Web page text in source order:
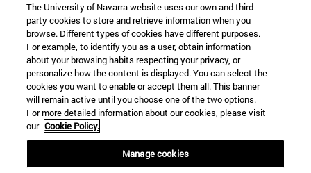
The University of Navarra website uses our own and third-
party cookies to store and retrieve information when you
browse. Different types of cookies have different purposes.
For example, to identify you as a user, obtain information
about your browsing habits respecting your privacy, or
personalize how the content is displayed. You can select the
cookies you want to enable or accept them all. This banner
will remain active until you choose one of the two options.
For more detailed information about our cookies, please visit
our Cookie Policy.
Manage cookies